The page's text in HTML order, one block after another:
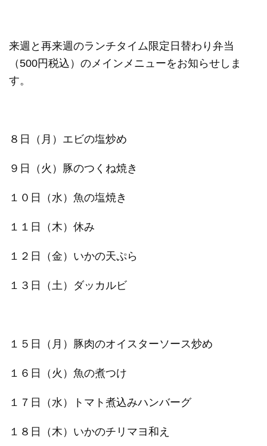
来週と再来週のランチタイム限定日替わり弁当
（500円税込）のメインメニューをお知らせしま
す。
８日（月）エビの塩炒め
９日（火）豚のつくね焼き
１０日（水）魚の塩焼き
１１日（木）休み
１２日（金）いかの天ぷら
１３日（土）ダッカルビ
１５日（月）豚肉のオイスターソース炒め
１６日（火）魚の煮つけ
１７日（水）トマト煮込みハンバーグ
１８日（木）いかのチリマヨ和え